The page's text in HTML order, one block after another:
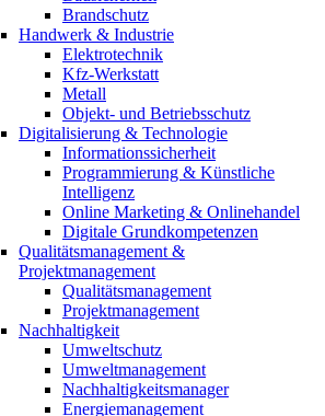
Brandschutz
Handwerk & Industrie
Elektrotechnik
Kfz-Werkstatt
Metall
Objekt- und Betriebsschutz
Digitalisierung & Technologie
Informationssicherheit
Programmierung & Künstliche
Intelligenz
Online Marketing & Onlinehandel
Digitale Grundkompetenzen
Qualitätsmanagement &
Projektmanagement
Qualitätsmanagement
Projektmanagement
Nachhaltigkeit
Umweltschutz
Umweltmanagement
Nachhaltigkeitsmanager
Energiemanagement